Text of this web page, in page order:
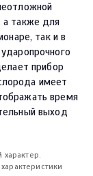
а также для
так и в
прибор
имеет
время
выход